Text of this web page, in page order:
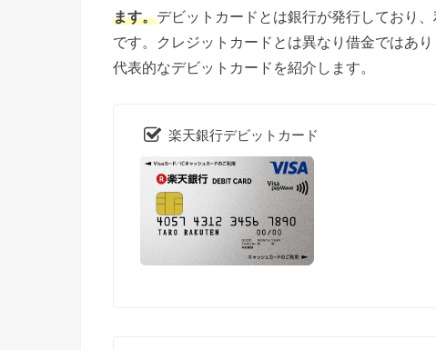
ます。デビットカードとは銀行が発行しており
です。クレジットカードとは異なり借金ではあり
代表的なデビットカードを紹介します。
楽天銀行デビットカード